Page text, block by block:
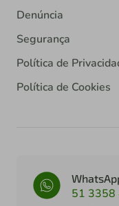
Denúncia
Segurança
Política de
Política de Cookies
51 3358